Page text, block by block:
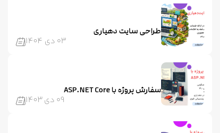
طراحی سایت دهیاری
03 دی 1404
سفارش پروژه با ASP.NET Core
09 دی 1403